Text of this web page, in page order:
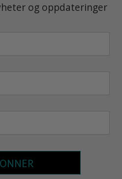
og oppdateringer